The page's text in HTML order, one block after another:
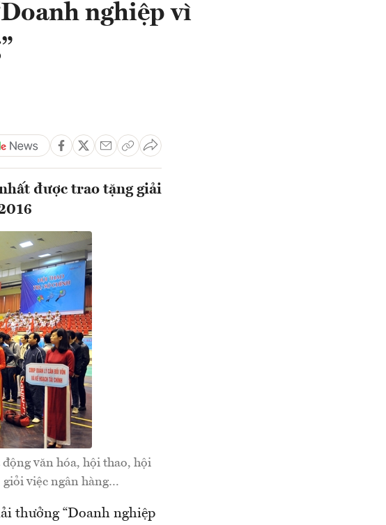
nghiệp vì
được trao tặng giải
văn hóa, hội thao, hội
việc ngân hàng…
thưởng “Doanh nghiệp